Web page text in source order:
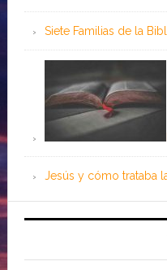
Siete Familias de la
Jesús y cómo trataba